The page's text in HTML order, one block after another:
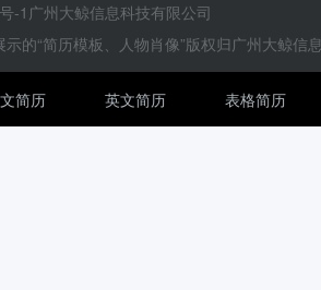
-1广州大鲸信息科技有限公司
的“简历模板、人物肖像”版权归广州大鲸
简历 英文简历 表格简历